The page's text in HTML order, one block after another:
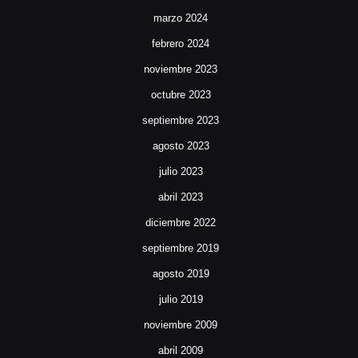
marzo 2024
febrero 2024
noviembre 2023
octubre 2023
septiembre 2023
agosto 2023
julio 2023
abril 2023
diciembre 2022
septiembre 2019
agosto 2019
julio 2019
noviembre 2009
abril 2009